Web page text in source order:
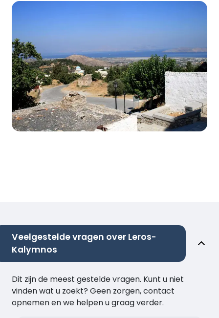
Veelgestelde vragen over Leros-
Kalymnos
Dit zijn de meest gestelde vragen. Kunt u niet
vinden wat u zoekt? Geen zorgen, contact
opnemen en we helpen u graag verder.